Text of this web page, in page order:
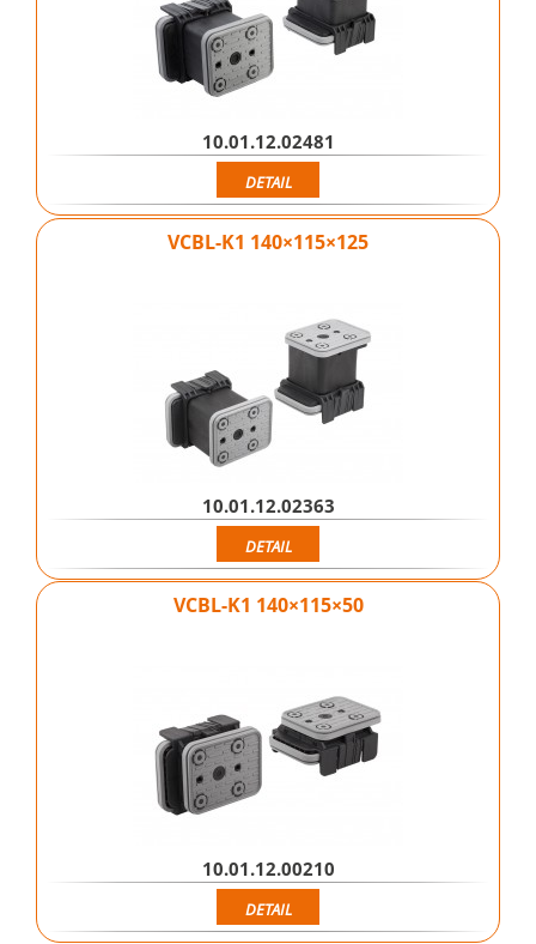
10.01.12.02481
DETAIL
VCBL-K1 140×115×125
10.01.12.02363
DETAIL
VCBL-K1 140×115×50
10.01.12.00210
DETAIL